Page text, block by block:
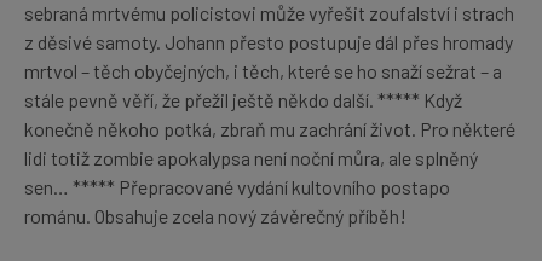
sebraná mrtvému policistovi může vyřešit zoufalství i strach
z děsivé samoty. Johann přesto postupuje dál přes hromady
mrtvol – těch obyčejných, i těch, které se ho snaží sežrat – a
stále pevně věří, že přežil ještě někdo další. ***** Když
konečně někoho potká, zbraň mu zachrání život. Pro některé
lidi totiž zombie apokalypsa není noční můra, ale splněný
sen… ***** Přepracované vydání kultovního postapo
románu. Obsahuje zcela nový závěrečný příběh!